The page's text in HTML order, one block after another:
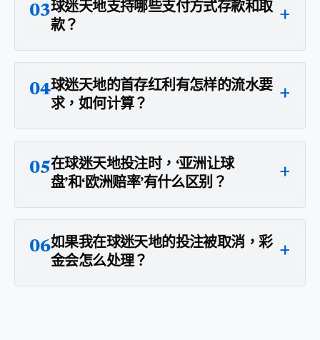
03球迷天地支持哪些支付方式存款和取
款？
+
04球迷天地的首存红利有怎样的流水要
求，如何计算？
+
05在球迷天地投注时，‘亚洲让球
盘’和‘欧洲赔率’有什么区别？
+
06如果我在球迷天地的投注被取消，彩
金会怎么处理？
+